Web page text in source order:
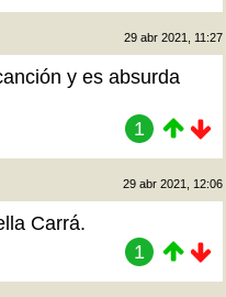
29 abr 2021, 11:27
y es absurda
1
29 abr 2021, 12:06
Carrá.
1